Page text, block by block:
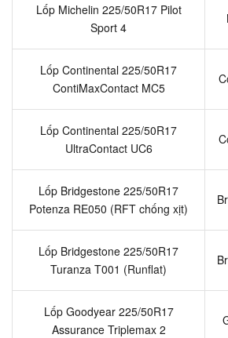
Lốp Michelin 225/50R17 Pilot
Sport 4
Lốp Continental 225/50R17
ContiMaxContact MC5
Lốp Continental 225/50R17
UltraContact UC6
Lốp Bridgestone 225/50R17
Potenza RE050 (RFT chống xịt)
Lốp Bridgestone 225/50R17
Turanza T001 (Runflat)
Lốp Goodyear 225/50R17
Assurance Triplemax 2